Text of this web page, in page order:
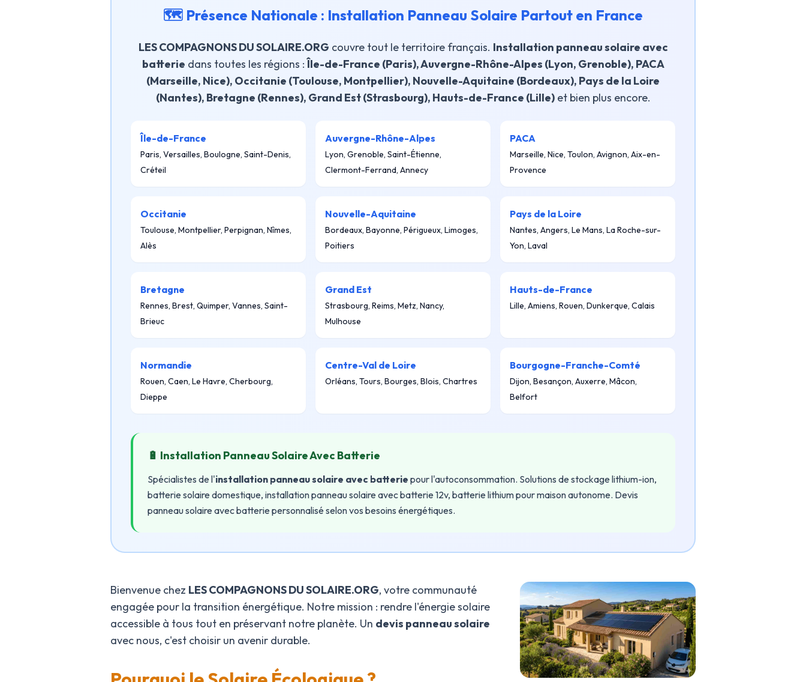
🗺️ Présence Nationale : Installation Panneau Solaire Partout en France
LES COMPAGNONS DU SOLAIRE.ORG couvre tout le territoire français. Installation panneau solaire avec
batterie dans toutes les régions :Île-de-France (Paris), Auvergne-Rhône-Alpes (Lyon, Grenoble), PACA
(Marseille, Nice), Occitanie (Toulouse, Montpellier), Nouvelle-Aquitaine (Bordeaux), Pays de la Loire
(Nantes), Bretagne (Rennes), Grand Est (Strasbourg), Hauts-de-France (Lille)et bien plus encore.
Île-de-France
Paris, Versailles, Boulogne, Saint-Denis,
Créteil
Auvergne-Rhône-Alpes
Lyon, Grenoble, Saint-Étienne,
Clermont-Ferrand, Annecy
PACA
Marseille, Nice, Toulon, Avignon, Aix-en-
Provence
Occitanie
Toulouse, Montpellier, Perpignan, Nîmes,
Alès
Nouvelle-Aquitaine
Bordeaux, Bayonne, Périgueux, Limoges,
Poitiers
Pays de la Loire
Nantes, Angers, Le Mans, La Roche-sur-
Yon, Laval
Bretagne
Rennes, Brest, Quimper, Vannes, Saint-
Brieuc
Grand Est
Strasbourg, Reims, Metz, Nancy,
Mulhouse
Hauts-de-France
Lille, Amiens, Rouen, Dunkerque, Calais
Normandie
Rouen, Caen, Le Havre, Cherbourg,
Dieppe
Centre-Val de Loire
Orléans, Tours, Bourges, Blois, Chartres
Bourgogne-Franche-Comté
Dijon, Besançon, Auxerre, Mâcon,
Belfort
🔋 Installation Panneau Solaire Avec Batterie
Spécialistes de l'installation panneau solaire avec batterie pour l'autoconsommation. Solutions de stockage lithium-ion,
batterie solaire domestique, installation panneau solaire avec batterie 12v, batterie lithium pour maison autonome. Devis
panneau solaire avec batterie personnalisé selon vos besoins énergétiques.
Bienvenue chez LES COMPAGNONS DU SOLAIRE.ORG, votre communauté
engagée pour la transition énergétique. Notre mission : rendre l'énergie solaire
accessible à tous tout en préservant notre planète. Un devis panneau solaire
avec nous, c'est choisir un avenir durable.